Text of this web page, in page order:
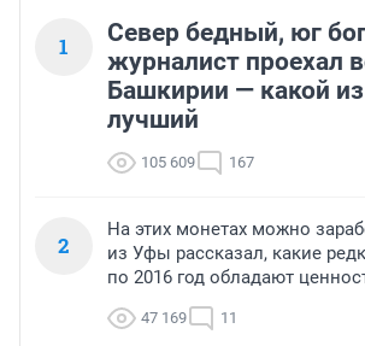
1
Север бедный, юг
журналист проехал
Башкирии — какой
лучший
105 609 167
2
На этих монетах можно
из Уфы рассказал, какие
по 2016 год обладают
47 169 11